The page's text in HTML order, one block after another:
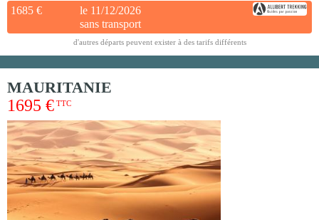
1685 €
le 11/12/2026
sans transport
d'autres départs peuvent exister à des tarifs différents
MAURITANIE
1695 € TTC